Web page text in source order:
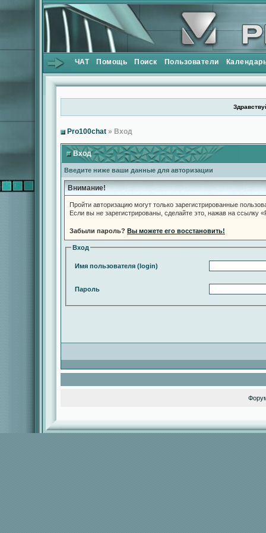
ЧАТ Помощь Поиск Пользователи
Pro100chat » Вход
Вход
Введите ниже ваши данные для авторизации
Внимание!
Пройти авторизацию могут только зарегистрированные
Если вы не зарегистрированы, сделайте это, нажав на ссылку
Забыли пароль? Вы можете его восстановить!
Вход
Имя пользователя (login)
Пароль